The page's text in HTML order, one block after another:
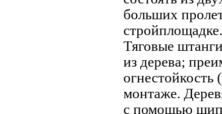
больших
Тяговые
из дерева;
монтаже.
с помощью